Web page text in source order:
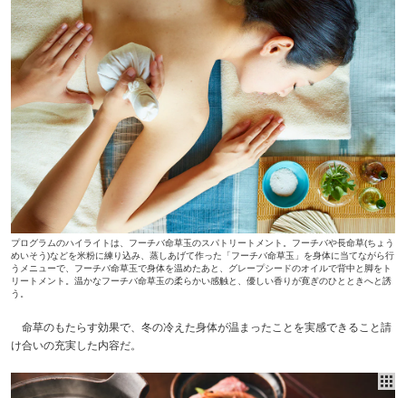
プログラムのハイライトは、フーチバ命草玉のスパトリートメント。フーチバや長命草(ちょう
めいそう)などを米粉に練り込み、蒸しあげて作った「フーチバ命草玉」を身体に当てながら行
うメニューで、フーチバ命草玉で身体を温めたあと、グレープシードのオイルで背中と脚をト
リートメント。温かなフーチバ命草玉の柔らかい感触と、優しい香りが寛ぎのひとときへと誘
う。
命草のもたらす効果で、冬の冷えた身体が温まったことを実感できること請
け合いの充実した内容だ。